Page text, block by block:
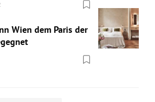
Wien dem Paris der